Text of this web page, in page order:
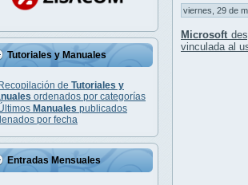
Tutoriales y Manuales
de Tutoriales y
ordenados por categorías
Manuales publicados
por fecha
Entradas Mensuales
viernes, 29 de
Microsoft
vinculada al